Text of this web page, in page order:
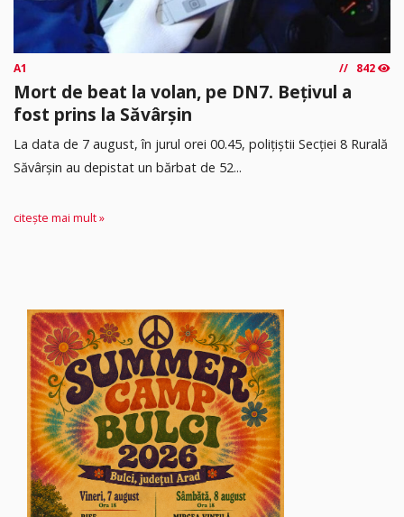
A1 842
Mort de beat la volan, pe DN7. Bețivul a
fost prins la Săvârșin
​La data de 7 august, în jurul orei 00.45, polițiștii Secției 8 Rurală
Săvârșin au depistat un bărbat de 52...
citește mai mult »